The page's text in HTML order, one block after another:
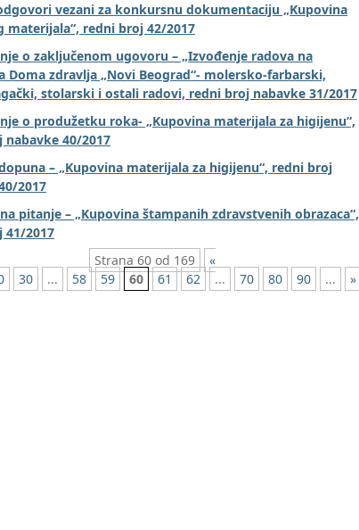
vezani za konkursnu dokumentaciju „Kupovina
materijala“, redni broj 42/2017
o zaključenom ugovoru – „Izvođenje radova na
Doma zdravlja „Novi Beograd“- molersko-farbarski,
stolarski i ostali radovi, redni broj nabavke 31/2017
o produžetku roka- „Kupovina materijala za higijenu“,
nabavke 40/2017
– „Kupovina materijala za higijenu“, redni broj
2017
pitanje – „Kupovina štampanih zdravstvenih obrazaca“,
41/2017
Strana 60 od 169
«
30 ... 58 59 60 61 62 ... 70 80 90 ... »